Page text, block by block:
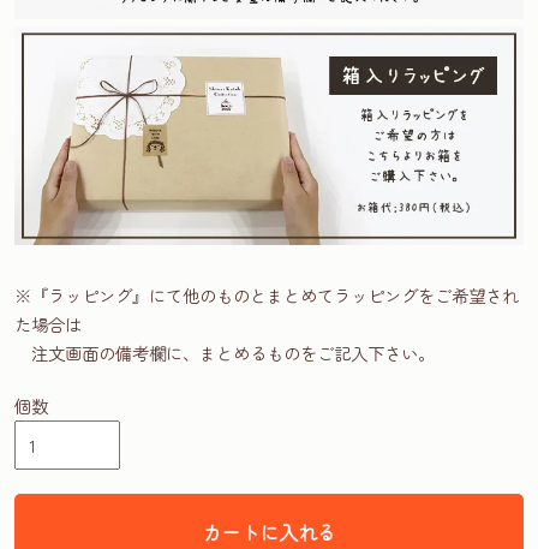
※『ラッピング』にて他のものとまとめてラッピングをご希望され
た場合は
注文画面の備考欄に、まとめるものをご記入下さい。
個数
カートに入れる